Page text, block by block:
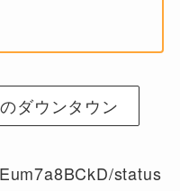
ダウンタウン
status